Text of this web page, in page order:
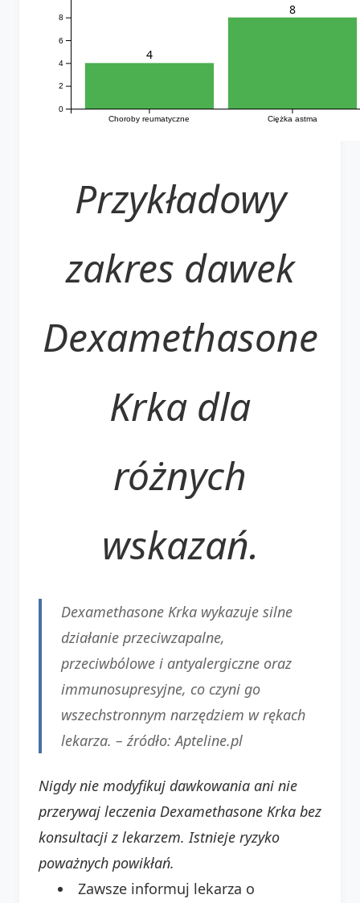
Choroby reumatyczne Ciężka astma
0
2
4
6
8
4
8
Przykładowy
zakres dawek
Dexamethasone
Krka dla
różnych
wskazań.
Dexamethasone Krka wykazuje silne
działanie przeciwzapalne,
przeciwbólowe i antyalergiczne oraz
immunosupresyjne, co czyni go
wszechstronnym narzędziem w rękach
lekarza. – źródło: Apteline.pl
Nigdy nie modyfikuj dawkowania ani nie
przerywaj leczenia Dexamethasone Krka bez
konsultacji z lekarzem. Istnieje ryzyko
poważnych powikłań.
Zawsze informuj lekarza o